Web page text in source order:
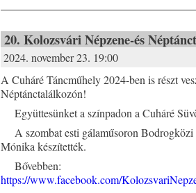
20. Kolozsvári Népzene-és
2024. november 23. 19:00
A Cuháré Táncműhely 2024-ben is részt
Néptánctalálkozón!
Együttesünket a színpadon a Cuháré
A szombat esti gálaműsoron
Mónika készítették.
Bővebben:
https://www.facebook.com/